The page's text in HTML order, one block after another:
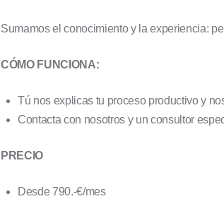
Sumamos el conocimiento y la experiencia:
CÓMO FUNCIONA:
Tú nos explicas tu proceso productivo y
Contacta con nosotros y un consultor
PRECIO
Desde 790.-€/mes